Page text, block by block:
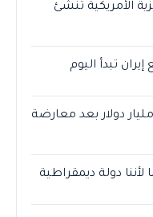
الأمريكية تنشئ
تبدأ اليوم
فيفا يتراجع عن صفقة الـ4 مليار دولار بعد معارضة
لأننا دولة ديمقراطية